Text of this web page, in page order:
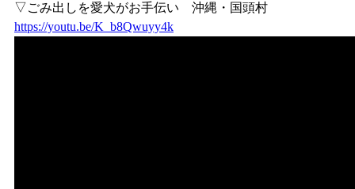
▽ごみ出しを愛犬がお手伝い 沖縄・国頭村
https://youtu.be/K_b8Qwuyy4k